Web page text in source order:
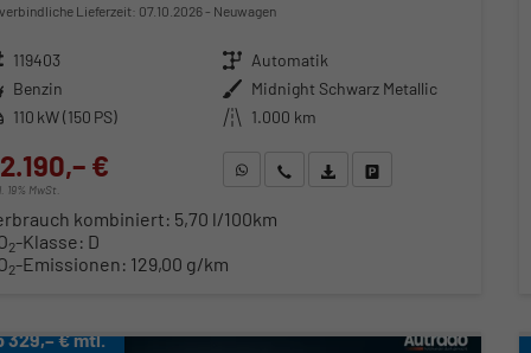
Lieferzeit: 07.10.2026 Neuwagen
119403 Getriebe Automatik
Benzin Außenfarbe Midnight Schwarz Metallic
110 kW (150 PS) Kilometerstand 1.000 km
€
19% MwSt.
WhatsApp anfragen
Wir rufen Sie anFahrzeugexposé (PDF)
kombiniert: 5,70 l/100km
2-Klasse: D
2-Emissionen: 129,00 g/km
329,– € mtl.